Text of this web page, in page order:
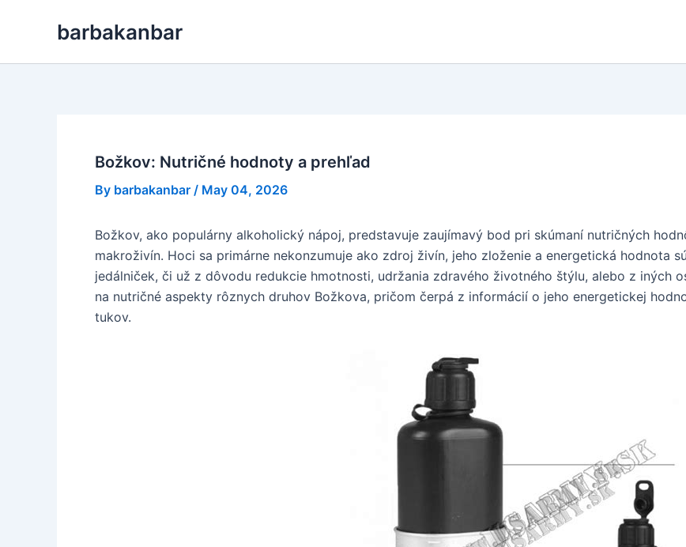
barbakanbar
Božkov: Nutričné hodnoty a prehľad
By barbakanbar / May 04, 2026
Božkov, ako populárny alkoholický nápoj, predstavuje zaujímavý bod pri skúmaní nutričných
makroživín. Hoci sa primárne nekonzumuje ako zdroj živín, jeho zloženie a energetická hodnota
jedálniček, či už z dôvodu redukcie hmotnosti, udržania zdravého životného štýlu, alebo z iných
na nutričné aspekty rôznych druhov Božkova, pričom čerpá z informácií o jeho energetickej
tukov.